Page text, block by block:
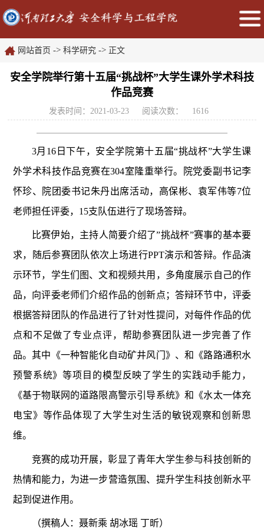
网站首页 -> 科学研究 -> 正文
安全学院举行第十五届“挑战杯”大学生课外学术科技
作品竞赛
发表时间：2021-03-23 阅读次数： 1616
3月16日下午，安全学院第十五届“挑战杯”大学生课
外学术科技作品竞赛在304室隆重举行。院党委副书记李
怀珍、院团委书记朱丹出席活动，高保彬、袁军伟等7位
老师担任评委，15支队伍进行了现场答辩。
比赛伊始，主持人简要介绍了”挑战杯”赛事的基本要
求，随后参赛团队依次上场进行PPT演示和答辩。作品演
示环节，学生们图、文和视频共用，多角度展示自己的作
品，向评委老师们介绍作品的创新点；答辩环节中，评委
根据答辩团队的作品进行了针对性提问，对每件作品的优
点和不足做了专业点评，帮助参赛团队进一步完善了作
品。其中《一种智能化自动矿井风门》、和《路路通积水
预警系统》等项目的模型反映了学生的实践动手能力，
《基于物联网的道路限高警示引导系统》和《水太一体充
电宝》等作品体现了大学生对生活的敏锐观察和创新思
维。
竞赛的成功开展，彰显了青年大学生参与科技创新的
热情和能力，为进一步营造氛围、提升学生科技创新水平
起到促进作用。
（撰稿人：聂新乘 胡冰瑶 丁昕）